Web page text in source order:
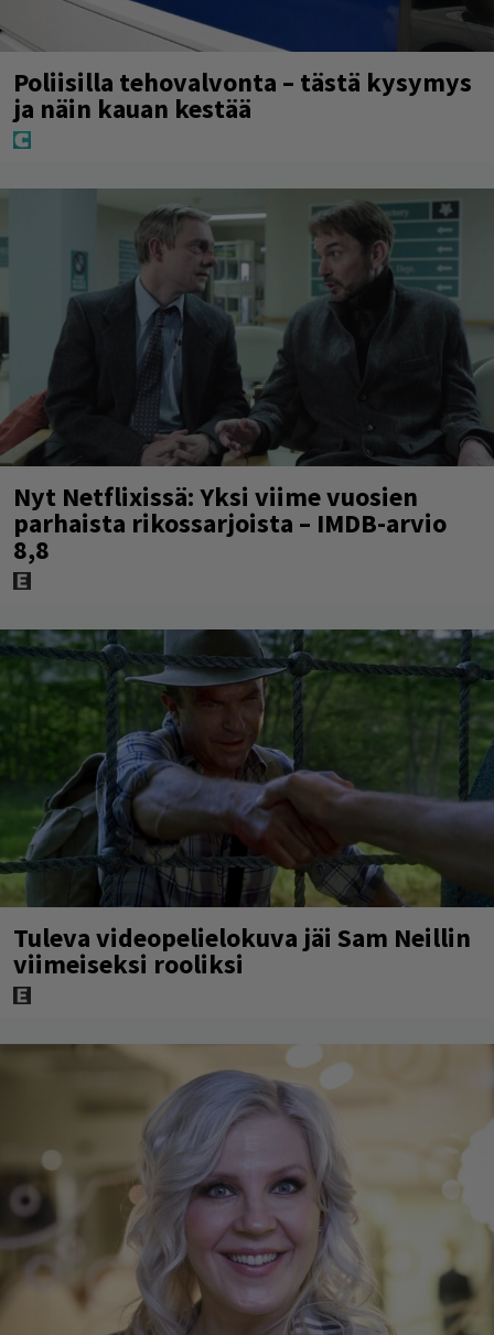
Poliisilla tehovalvonta – tästä kysymys
ja näin kauan kestää
Nyt Netflixissä: Yksi viime vuosien
parhaista rikossarjoista – IMDB-arvio
8,8
Tuleva videopelielokuva jäi Sam Neillin
viimeiseksi rooliksi